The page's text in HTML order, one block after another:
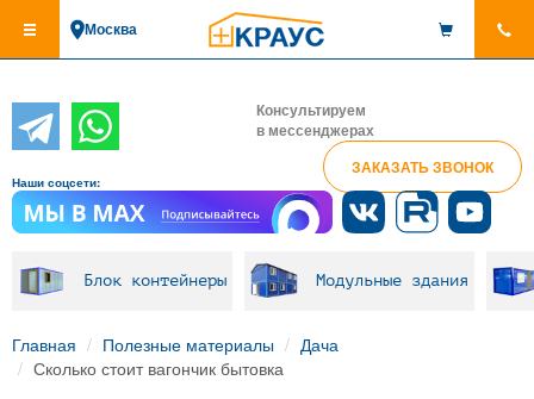
основному
Москва
Консультируем
в мессенджерах
ЗАКАЗАТЬ ЗВОНОК
Наши соцсети:
Блок контейнеры Модульные здания
Главная Полезные материалы
Дача
Сколько стоит вагончик бытовка